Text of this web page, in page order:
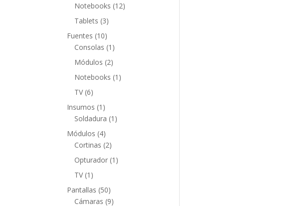
Notebooks 1212
Tablets 33
productos
Fuentes 1010
productos
Consolas 1 1
producto
Módulos 22
productos
Notebooks 1 1
TV 66
productos
Insumos 1 1
producto
Soldadura 1 1
Módulos 44
productos
Cortinas 22
productos
Opturador 1 1
TV 1 1
producto
Pantallas 5050
productos
Cámaras 99